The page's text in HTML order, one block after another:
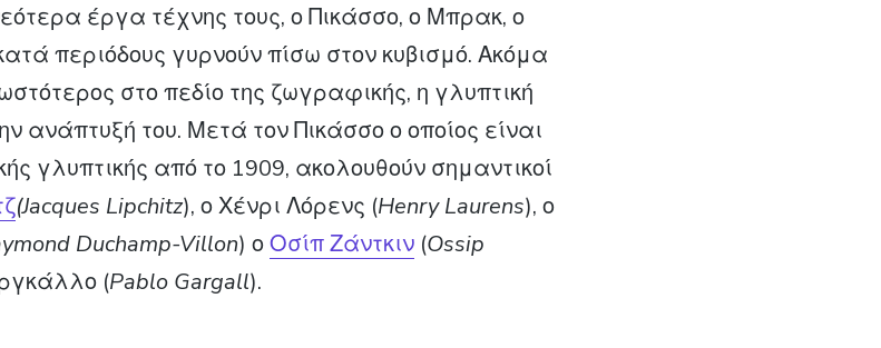
έργα τέχνης τους, ο Πικάσσο, ο Μπρακ, ο
περιόδους γυρνούν πίσω στον κυβισμό. Ακόμα
στο πεδίο της ζωγραφικής, η γλυπτική
ανάπτυξή του. Μετά τον Πικάσσο ο οποίος είναι
γλυπτικής από το 1909, ακολουθούν σημαντικοί
(Jacques Lipchitz), ο Χένρι Λόρενς (Henry Laurens), ο
Duchamp-Villon) οΟσίπ Ζάντκιν (Ossip
(Pablo Gargall).